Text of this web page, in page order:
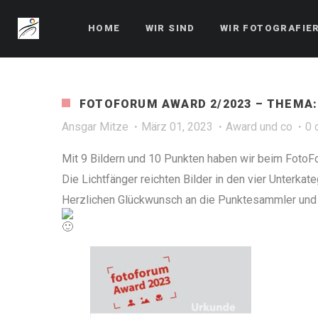
HOME WIR SIND WIR
FOTOFORUM AWARD 2/2023 –
Ansgar Mitze
März 01, 2023 Award und co 0
Mit 9 Bildern und 10 Punkten haben wir beim
Die Lichtfänger reichten Bilder in den vier
Herzlichen Glückwunsch an die Punktesammler